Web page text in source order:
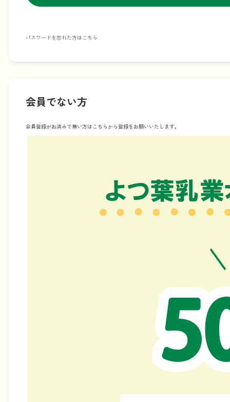
パスワードを忘れた方はこちら
会員でない方
会員登録がお済みで無い方はこちらから登録をお願いいたします。